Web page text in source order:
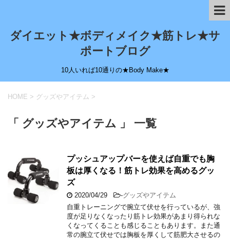
ダイエット★ボディメイク★筋トレ★サ
ポートブログ
10人いれば10通りの★Body Make★
HOME > グッズやアイテム >
「 グッズやアイテム 」 一覧
プッシュアップバーを使えば自重でも胸
板は厚くなる！筋トレ効果を高めるグッ
ズ
2020/04/29 -グッズやアイテム
自重トレーニングで腕立て伏せを行っているが、強
度が足りなくなったり筋トレ効果があまり得られな
くなってくることも感じることもあります。また通
常の腕立て伏せでは胸板を厚くして筋肥大させるの